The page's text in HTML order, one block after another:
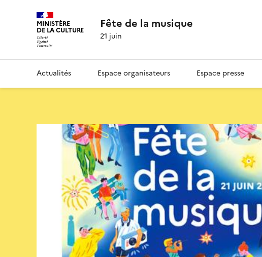
MINISTÈRE
DE LA CULTURE Fête de la musique
21 juin
Actualités Espace organisateurs Espace presse